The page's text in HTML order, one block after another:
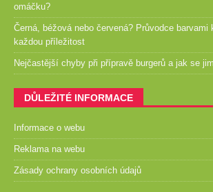
omáčku?
Černá, béžová nebo červená? Průvodce
každou příležitost
Nejčastější chyby při přípravě burgerů a jak se
DŮLEŽITÉ INFORMACE
Informace o webu
Reklama na webu
Zásady ochrany osobních údajů